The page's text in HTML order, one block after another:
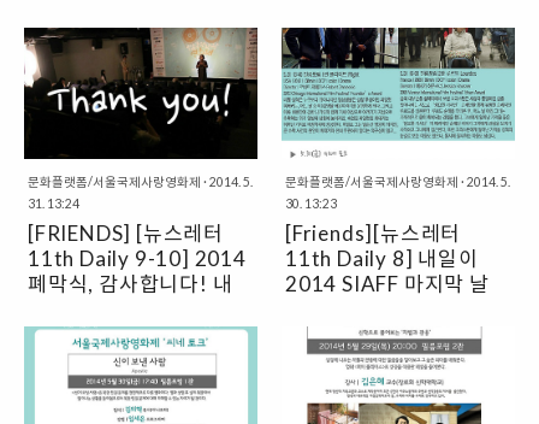
주제는 함께(With)입니다. 영화를
통해 우리 개인과 사회가 함께 진실
한 사랑의 마음을 나눌 수 있길 기대
합니다. • 개/폐막작: 사랑의 가치와
정신을 담은 영화로 서울국제사랑
작 폐막작 (단편) • 미션 초이스: 기
독교..
구원 추천 영화 ★ ★ 예매하기
★[인터파크] [다음] [네이버]
2003년 서울기독교영화제로 시작
되었습니다. 2012년 서울국제사랑
영화제로 이름을 바꾸고 영화를 통
해 교회와 사회가 소통하기를 바라
며 꾸준히 성장해온 지금, 제13회
서울국제사랑영화제가 2016년 5
월 10일(화)부터 15일(주일)까지
좋은영화관 필름포럼에서 개최됩니
다. 서울국제사랑영화제 홈페이지
로 이동
문화플랫폼/서울국제사랑영화제 · 2014. 5.
31. 13:24
[FRIENDS] [뉴스레터
11th Daily 9-10] 2014
폐막식, 감사합니다! 내
문화플랫폼/서울국제사랑영화제 · 2014. 5.
30. 13:23
[Friends][뉴스레터
11th Daily 8] 내일이
2014 SIAFF 마지막 날